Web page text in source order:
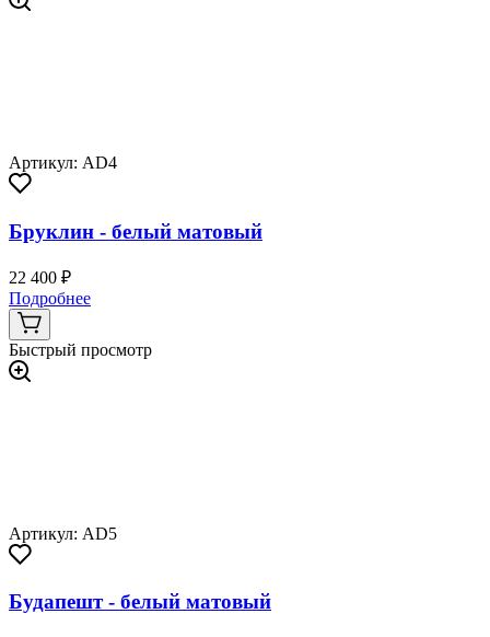
Артикул: AD4
Бруклин - белый матовый
22 400 ₽
Подробнее
Быстрый просмотр
Артикул: AD5
Будапешт - белый матовый